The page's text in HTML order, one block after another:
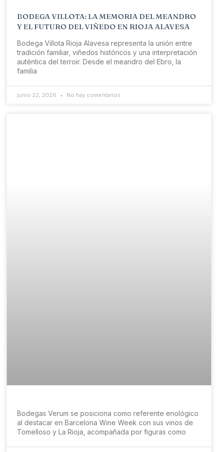
BODEGA VILLOTA: LA MEMORIA DEL MEANDRO
Y EL FUTURO DEL VIÑEDO EN RIOJA ALAVESA
Bodega Villota Rioja Alavesa representa la unión entre
tradición familiar, viñedos históricos y una interpretación
auténtica del terroir. Desde el meandro del Ebro, la
familia
junio 22, 2026 No hay comentarios
Bodegas Verum se posiciona como referente enológico
al destacar en Barcelona Wine Week con sus vinos de
Tomelloso y La Rioja, acompañada por figuras como